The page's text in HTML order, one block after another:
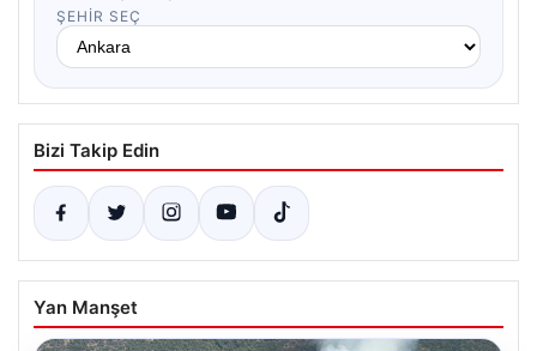
ŞEHIR SEÇ
Bizi Takip Edin
Yan Manşet